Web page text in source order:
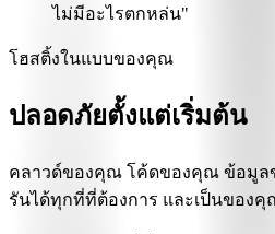
ไม่มีอะไรตกหล่น"
โฮสติ้งในแบบของคุณ
ปลอดภัยตั้งแต่เริ่มต้น
คลาวด์ของคุณ โค้ดของคุณ ข้อมู
รันได้ทุกที่ที่ต้องการ และเป็นของ